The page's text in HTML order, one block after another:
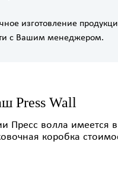
изготовление
с Вашим менеджером.
Press Wall
Пресс волла имеется
коробка